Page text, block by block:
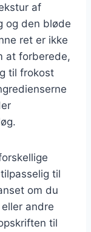
af
og den bløde
ret er ikke
at forberede,
til frokost
til
om du
andre
til